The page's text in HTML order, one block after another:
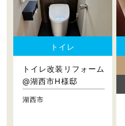
トイレ
トイレ改装リフォーム
@湖西市H様邸
湖西市